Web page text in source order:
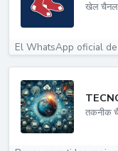
खेल चैनल
El WhatsApp oficial
तकनीक